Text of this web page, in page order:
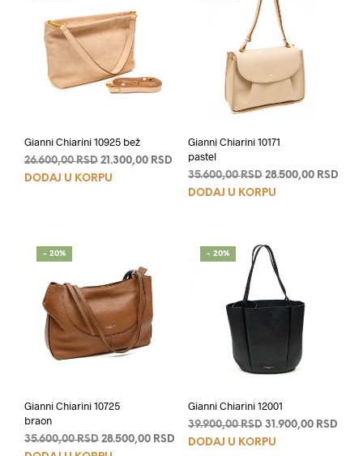
Gianni Chiarini 10925 bež
26.600,00RSD Originalna
cena
21.300,00 RSD Trenutna
cena
DODAJ U KORPU
Gianni Chiarini 10171
pastel
35.600,00RSD Originalna
cena
28.500,00 RSD
DODAJ U KORPU
- 20%
Gianni Chiarini 10725
braon
35.600,00RSD Originalna
28.500,00 RSD Trenutna
- 20%
Gianni Chiarini 12001
39.900,00RSD Originalna
cena
31.900,00 RSD
DODAJ U KORPU